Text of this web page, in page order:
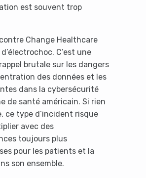
est souvent trop
Change Healthcare
C’est une
brutale sur les dangers
des données et les
dans la cybersécurité
de santé américain. Si rien
ce type d’incident risque
avec des
toujours plus
pour les patients et la
son ensemble.